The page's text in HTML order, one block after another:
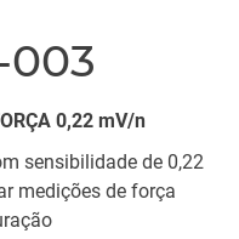
003
0,22 mV/n
sensibilidade de 0,22
medições de força